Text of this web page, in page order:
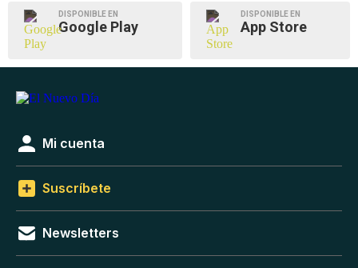
DISPONIBLE EN
Google Play
DISPONIBLE EN
App Store
Mi cuenta
Suscríbete
Newsletters